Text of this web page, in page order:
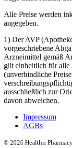
Alle Preise werden
angegeben.
1) Der AVP
vorgeschriebene
Arzneimittel gemäß
gilt einheitlich für
(unverbindliche
ausschließlich zur
davon abweichen.
Impressum
AGBs
© 2026 Healthii